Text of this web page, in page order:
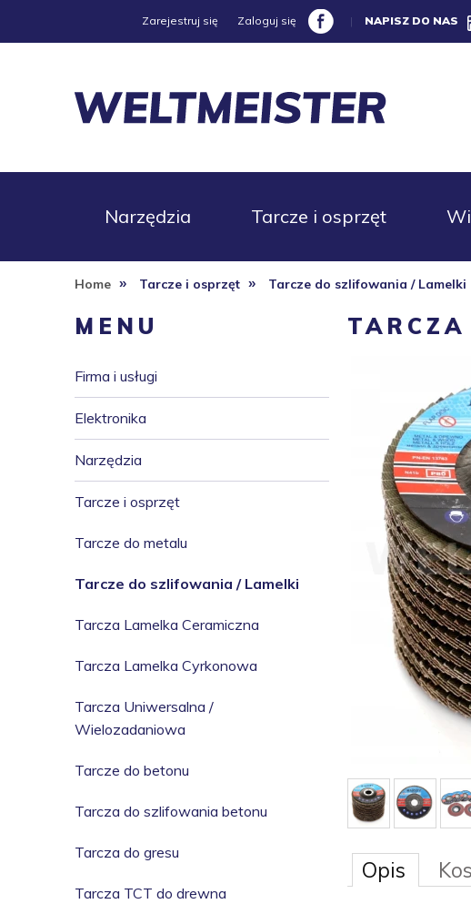
Zarejestruj się Zaloguj się | NAPISZ DO NAS
Narzędzia Tarcze i osprzęt
Home » Tarcze i osprzęt » Tarcze do szlifowania / Lamelki
MENU
Firma i usługi
Elektronika
Narzędzia
Tarcze i osprzęt
Tarcze do metalu
Tarcze do szlifowania / Lamelki
Tarcza Lamelka Ceramiczna
Tarcza Lamelka Cyrkonowa
Tarcza Uniwersalna /
Wielozadaniowa
Tarcze do betonu
Tarcza do szlifowania betonu
Tarcza do gresu
Tarcza TCT do drewna
Opis